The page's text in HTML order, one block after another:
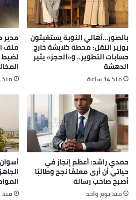
بتوصيل الرسائل الخاصة بكل
الوجه البحرى أو مدن القناة
الجمهور فى كل محافظات مصر
القطاعات لذا هى بمثابة أمن قومى
لأنه إذا لم يشعر هؤلاء
المحافظات بأن هناك من يعبر
سيتجهون الى بعض الجماعات
بعض التصرفات المباحة.
ولا ننسى ما قاله أبو على الحسين
غنية بالعلم والم سيرة والعمل
خاوية من هذه المتع الثلاث
ومسير صاحبها على ثلاث. ولا
من العلم في نفسه ولايدونه في
ربه”.
بالصور…أهالي النوبة يستغيثون
بوزير النقل: محطة كلابشة خارج
حسابات التطوير.. و«الحجز» يثير
الدهشة
منذ 14 ساعة
مدير
ملف
لضبط
منذ 24 ساعة
حمدي راشد: أعظم إنجاز في
حياتي أن أرى معلمًا نجح وطالبًا
أصبح صاحب رسالة
منذ يوم واحد منذ 4 أيام